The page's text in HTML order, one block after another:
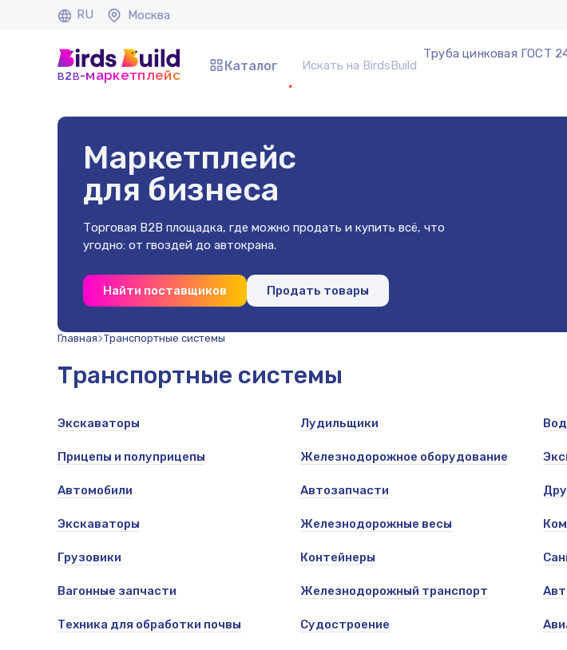
RU Москва
b2b-маркетплейс
Каталог
Труба цинковая ГОСТ
Маркетплейс
для бизнеса
Торговая B2B площадка, где можно продать и купить всё, что
угодно: от гвоздей до автокрана.
Найти поставщиков Продать товары
Главная Транспортные системы
Транспортные системы
Экскаваторы
Прицепы и полуприцепы
Автомобили
Экскаваторы
Грузовики
Вагонные запчасти
Техника для обработки почвы
Лудильщики
Железнодорожное оборудование
Автозапчасти
Железнодорожные весы
Контейнеры
Железнодорожный транспорт
Судостроение